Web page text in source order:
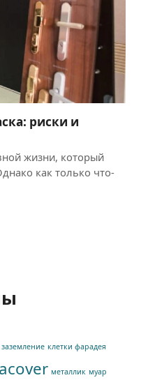
риски и
жизни, который
как только что-
заземление клетки фарадея
металлик муар